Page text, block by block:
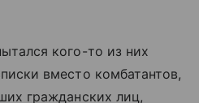
кого-то из них
вместо комбатантов,
гражданских лиц,